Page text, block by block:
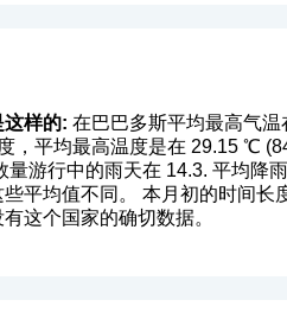
样的: 在巴巴多斯平均最高气
，平均最高温度是在 29.15 ℃
游行中的雨天在 14.3. 平均降
平均值不同。 本月初的时间
这个国家的确切数据。